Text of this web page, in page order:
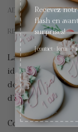
Recevez
flash en
surprises!
[contact-form-7
ADDITIONAL
REVIEWS (0)
La peinture
idéale pour
décorations au
d’amande et
Comment